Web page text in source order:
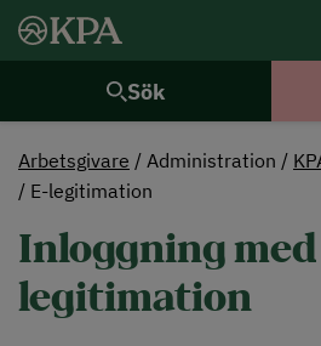
Sök
Arbetsgivare Administration
E-legitimation
Inloggning med
legitimation